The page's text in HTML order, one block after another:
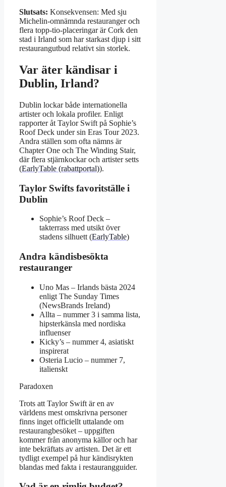
Slutsats: Konsekvensen: Med sju
Michelin-omnämnda restauranger och
flera topp-tio-placeringar är Cork den
stad i Irland som har starkast djup i sitt
restaurangutbud relativt sin storlek.
Var äter kändisar i
Dublin, Irland?
Dublin lockar både internationella
artister och lokala profiler. Enligt
rapporter åt Taylor Swift på Sophie’s
Roof Deck under sin Eras Tour 2023.
Andra ställen som ofta nämns är
Chapter One och The Winding Stair,
där flera stjärnkockar och artister setts
(EarlyTable (rabattportal)).
Taylor Swifts favoritställe i
Dublin
Sophie’s Roof Deck –
takterrass med utsikt över
stadens silhuett (EarlyTable)
Andra kändisbesökta
restauranger
Uno Mas – Irlands bästa 2024
enligt The Sunday Times
(NewsBrands Ireland)
Allta – nummer 3 i samma lista,
hipsterkänsla med nordiska
influenser
Kicky’s – nummer 4, asiatiskt
inspirerat
Osteria Lucio – nummer 7,
italienskt
Paradoxen
Trots att Taylor Swift är en av
världens mest omskrivna personer
finns inget officiellt uttalande om
restaurangbesöket – uppgiften
kommer från anonyma källor och har
inte bekräftats av artisten. Det är ett
tydligt exempel på hur kändisrykten
blandas med fakta i restaurangguider.